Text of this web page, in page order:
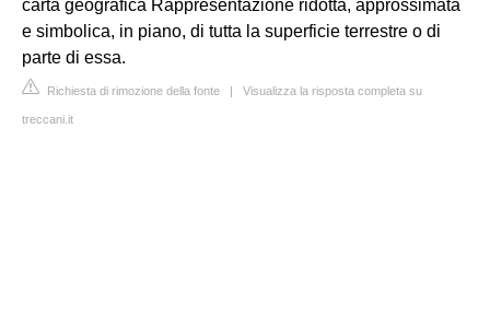
carta geogràfica Rappresentazione ridotta, approssimata
e simbolica, in piano, di tutta la superficie terrestre o di
parte di essa.
Richiesta di rimozione della fonte | Visualizza la risposta completa su
treccani.it